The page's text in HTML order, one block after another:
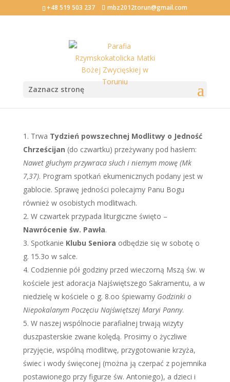
+48 519 503 237 mbz2012torun@gmail.com
Zaznacz stronę
III Niedziela Zwykła
Trwa Tydzień powszechnej Modlitwy o Jedność
Chrześcijan (do czwartku) przeżywany pod hasłem:
Nawet głuchym przywraca słuch i niemym mowę (Mk
7,37). Program spotkań ekumenicznych podany jest w
gablocie. Sprawę jedności polecajmy Panu Bogu
również w osobistych modlitwach.
W czwartek przypada liturgiczne święto –
Nawrócenie św. Pawła.
Spotkanie Klubu Seniora odbędzie się w sobotę o
g. 15.3o w salce.
Codziennie pół godziny przed wieczorną Mszą św. w
kościele jest adoracja Najświętszego Sakramentu, a w
niedzielę w kościele o g. 8.oo śpiewamy Godzinki o
Niepokalanym Poczęciu Najświętszej Maryi Panny.
W naszej wspólnocie parafialnej trwają wizyty
duszpasterskie zwane kolędą. Prosimy o życzliwe
przyjęcie, wspólną modlitwę, przygotowanie krzyża,
świec i wody święconej (można ją czerpać z pojemnika
postawionego przy figurze św. Antoniego), a dzieci i